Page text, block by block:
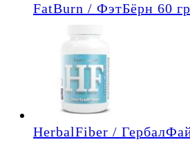
FatBurn / ФэтБёрн 60
HerbalFiber /